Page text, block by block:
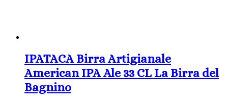
IPATACA Birra Artigianale
American IPA Ale 33 CL La Birra del
Bagnino